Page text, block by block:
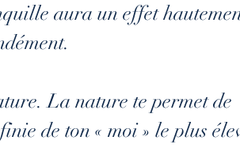
aura un effet
La nature te permet de
de ton « moi » le plus